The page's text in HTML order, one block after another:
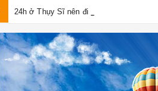
24h ở Thụy Sĩ nên đi đâu, chơi gì?